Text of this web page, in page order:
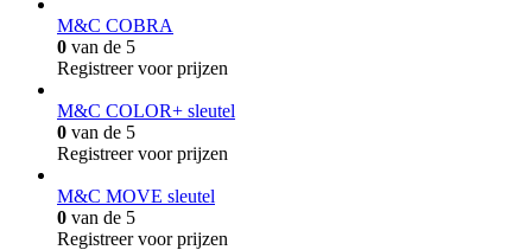
M&C COBRA
0 van de 5
Registreer voor prijzen
M&C COLOR+ sleutel
0 van de 5
Registreer voor prijzen
M&C MOVE sleutel
0 van de 5
Registreer voor prijzen